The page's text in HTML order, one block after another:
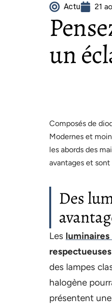
Actu 21
un
Composés de
Modernes et
les abords des
avantages et
Des
Les luminaires
des lampes
halogène
présentent